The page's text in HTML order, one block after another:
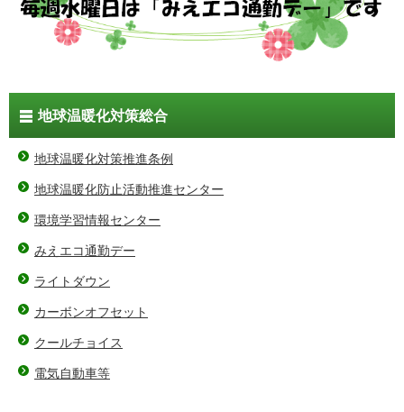
地球温暖化対策総合
地球温暖化対策推進条例
地球温暖化防止活動推進センター
環境学習情報センター
みえエコ通勤デー
ライトダウン
カーボンオフセット
クールチョイス
電気自動車等